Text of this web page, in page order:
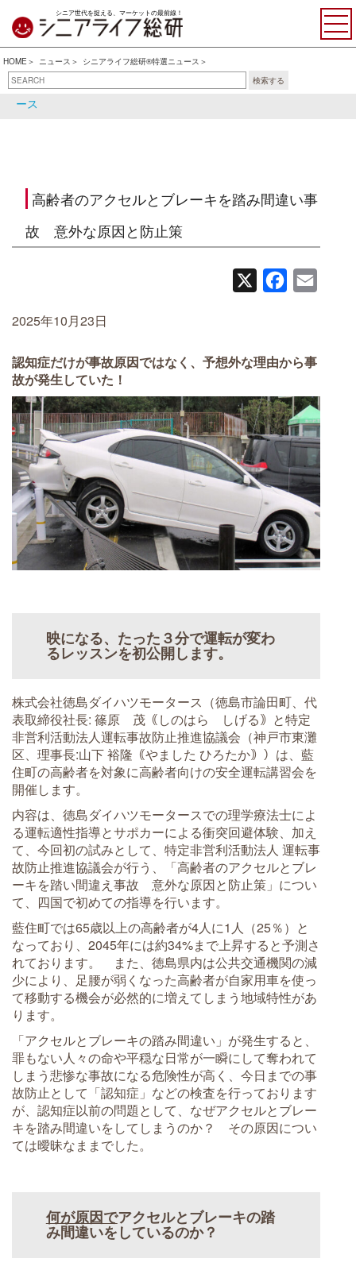
シニア世代を捉える、マーケットの最前線！
HOME ニュース
シニアライフ総研®特選ニュース
検索する
シニアライフ総研®特選ニュ
ース
シニア関連ニュース
高齢者のアクセルとブレーキを踏み間違い事
故 意外な原因と防止策
Facebook
2025年10月23日
認知症だけが事故原因ではなく、予想外な理由から事
故が発生していた！
映になる、たった３分で運転が変わ
るレッスンを初公開します。
株式会社徳島ダイハツモータース（徳島市論田町、代
表取締役社⾧: 篠原 茂｟しのはら しげる｠と特定
非営利活動法人運転事故防止推進協議会（神戸市東灘
区、理事長:山下 裕隆｟やました ひろたか｠）は、藍
住町の高齢者を対象に高齢者向けの安全運転講習会を
開催します。
内容は、徳島ダイハツモータースでの理学療法士によ
る運転適性指導とサポカーによる衝突回避体験、加え
て、今回初の試みとして、特定非営利活動法人 運転事
故防止推進協議会が行う、「高齢者のアクセルとブレ
ーキを踏い間違え事故 意外な原因と防止策」につい
て、四国で初めての指導を行います。
藍住町では65歳以上の高齢者が4人に1人（25％）と
なっており、2045年には約34%まで上昇すると予測さ
れております。 また、徳島県内は公共交通機関の減
少により、足腰が弱くなった高齢者が自家用車を使っ
て移動する機会が必然的に増えてしまう地域特性があ
ります。
「アクセルとブレーキの踏み間違い」が発生すると、
罪もない人々の命や平穏な日常が一瞬にして奪われて
しまう悲惨な事故になる危険性が高く、今日までの事
故防止として「認知症」などの検査を行っております
が、認知症以前の問題として、なぜアクセルとブレー
キを踏み間違いをしてしまうのか？ その原因につい
ては曖昧なままでした。
何が原因でアクセルとブレーキの踏
み間違いをしているのか？